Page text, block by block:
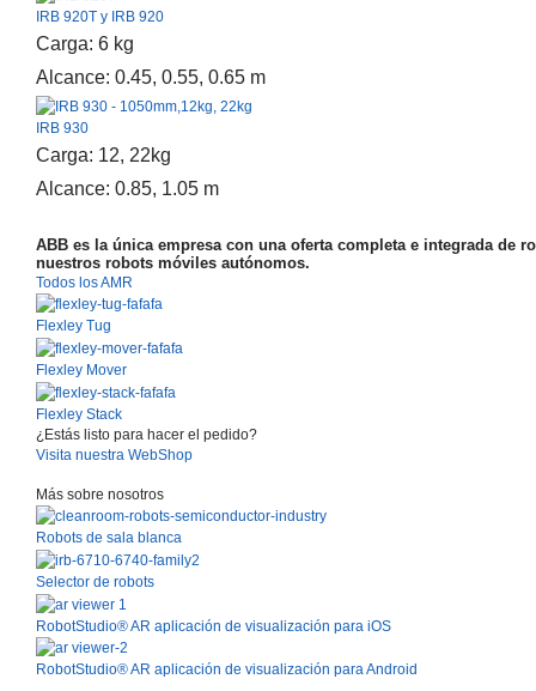
IRB 920T y IRB 920
Carga: 6 kg
Alcance: 0.45, 0.55, 0.65 m
IRB 930
Carga: 12, 22kg
Alcance: 0.85, 1.05 m
ABB es la única empresa con una oferta completa e integrada de
nuestros robots móviles autónomos.
Todos los AMR
Flexley Tug
Flexley Mover
Flexley Stack
¿Estás listo para hacer el pedido?
Visita nuestra WebShop
Más sobre nosotros
Robots de sala blanca
Selector de robots
RobotStudio® AR aplicación de visualización para iOS
RobotStudio® AR aplicación de visualización para Android